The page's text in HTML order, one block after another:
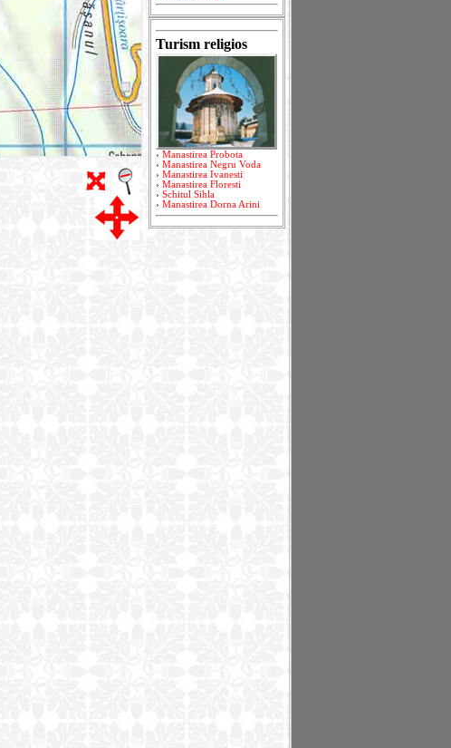
Turism religios
› Manastirea Probota
› Manastirea Negru Voda
› Manastirea Ivanesti
› Manastirea Floresti
› Schitul Sihla
› Manastirea Dorna Arini